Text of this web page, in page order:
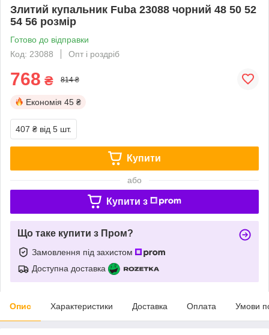
Злитий купальник Fuba 23088 чорний 48 50 52
54 56 розмір
Готово до відправки
Код: 23088
Опт і роздріб
768 ₴ 814 ₴
Економія 45 ₴
407 ₴ від 5 шт.
Купити
або
Купити з
Що таке купити з Пром?
Замовлення під захистом
Доступна доставка
Опис Характеристики Доставка Оплата Умови